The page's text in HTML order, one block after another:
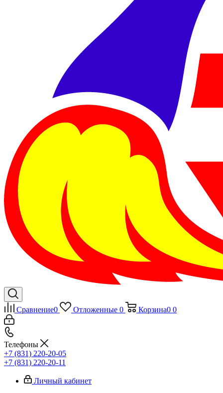
Сравнение0 Отложенные 0 Корзина0 0
Телефоны
+7 (831) 220-20-05
+7 (831) 220-20-11
Личный кабинет